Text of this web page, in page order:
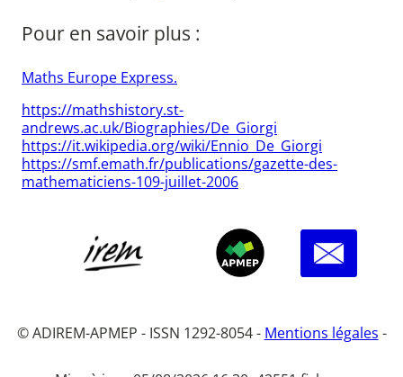
Pour en savoir plus :
Maths Europe Express.
https://mathshistory.st-
andrews.ac.uk/Biographies/De_Giorgi
https://it.wikipedia.org/wiki/Ennio_De_Giorgi
https://smf.emath.fr/publications/gazette-des-
mathematiciens-109-juillet-2006
© ADIREM-APMEP - ISSN 1292-8054 - Mentions légales -